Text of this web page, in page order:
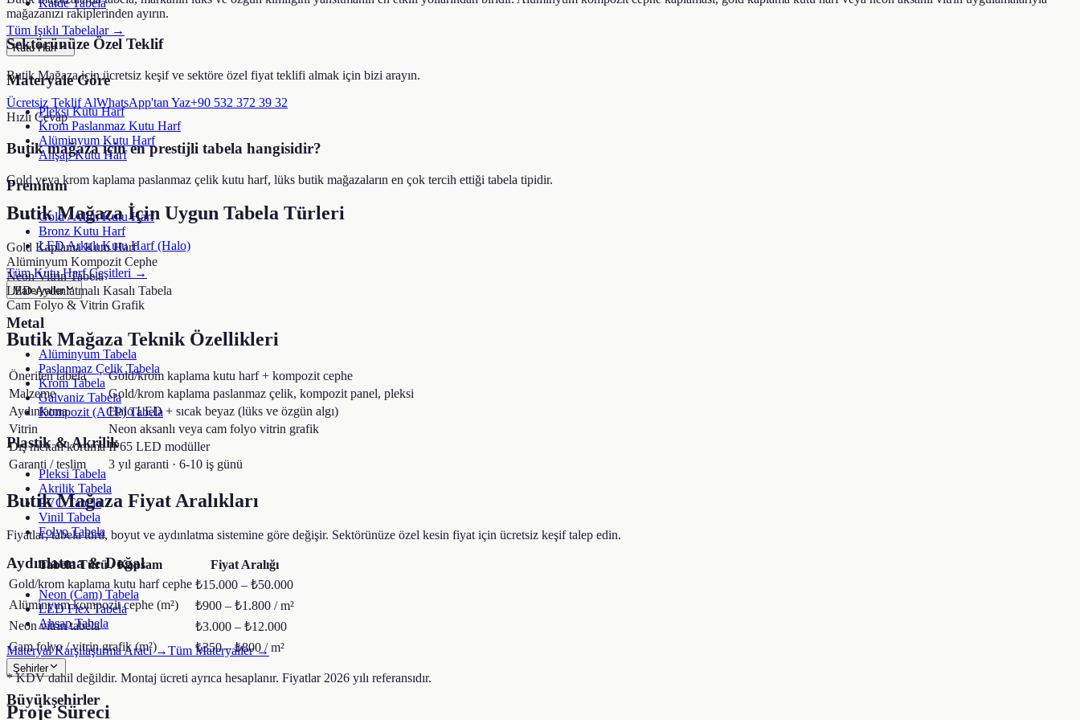
Kaide Tabela
Tüm Işıklı Tabelalar →
Kutu Harf
Materyale Göre
Pleksi Kutu Harf
Krom Paslanmaz Kutu Harf
Alüminyum Kutu Harf
Ahşap Kutu Harf
Premium
Gold / Altın Kutu Harf
Bronz Kutu Harf
LED Arkalı Kutu Harf (Halo)
Tüm Kutu Harf Çeşitleri →
Materyaller
Metal
Alüminyum Tabela
Paslanmaz Çelik Tabela
Krom Tabela
Galvaniz Tabela
Kompozit (ACP) Tabela
Plastik & Akrilik
Pleksi Tabela
Akrilik Tabela
PVC Tabela
Vinil Tabela
Folyo Tabela
Aydınlatma & Doğal
Neon (Cam) Tabela
LED Flex Tabela
Ahşap Tabela
Materyal Karşılaştırma Aracı →Tüm Materyaller →
Şehirler
Büyükşehirler
mağazanızı rakiplerinden ayırın.
Sektörünüze Özel Teklif
Butik Mağazaiçin ücretsiz keşif ve sektöre özel fiyat teklifi almak için bizi arayın.
Ücretsiz Teklif AlWhatsApp'tan Yaz+90 532 372 39 32
Hızlı Cevap
Butik mağaza için en prestijli tabela hangisidir?
Gold veya krom kaplama paslanmaz çelik kutu harf, lüks butik mağazaların en çok tercih ettiği tabela tipidir.
Butik Mağazaİçin Uygun Tabela Türleri
Gold Kaplama Kutu Harf
Alüminyum Kompozit Cephe
Neon Vitrin Tabela
LED Aydınlatmalı Kasalı Tabela
Cam Folyo & Vitrin Grafik
Butik Mağaza Teknik Özellikleri
Önerilen tabela
Gold/krom kaplama kutu harf + kompozit cephe
Malzeme
Gold/krom kaplama paslanmaz çelik, kompozit panel, pleksi
Aydınlatma
Halo LED + sıcak beyaz (lüks ve özgün algı)
Vitrin
Neon aksanlı veya cam folyo vitrin grafik
Dış mekan koruma IP65 LED modüller
Garanti / teslim
3 yıl garanti · 6-10 iş günü
Butik Mağaza Fiyat Aralıkları
Fiyatlar; tabela türü, boyut ve aydınlatma sistemine göre değişir. Sektörünüze özel kesin fiyat için ücretsiz keşif talep edin.
Tabela Türü / Kapsam
Fiyat Aralığı
Gold/krom kaplama kutu harf cephe ₺15.000 – ₺50.000
Alüminyum kompozit cephe (m²)
₺900 – ₺1.800 / m²
Neon vitrin tabela
₺3.000 – ₺12.000
Cam folyo / vitrin grafik (m²)
₺350 – ₺800 / m²
* KDV dahil değildir. Montaj ücreti ayrıca hesaplanır. Fiyatlar 2026 yılı referansıdır.
Proje Süreci